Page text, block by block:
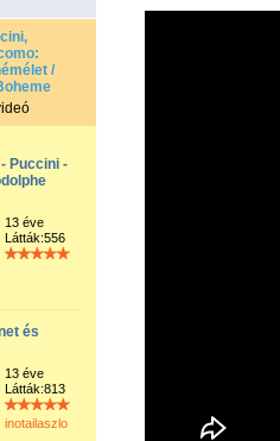
/
Puccini -
13 éve
Látták:556
és
13 éve
Látták:813
inotailaszlo